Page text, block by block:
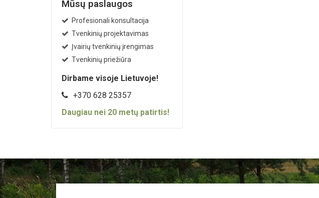
Mūsų paslaugos
Profesionali konsultacija
Tvenkinių projektavimas
Įvairių tvenkinių įrengimas
Tvenkinių priežiūra
Dirbame visoje Lietuvoje!
+370 628 25357
Daugiau nei 20 metų patirtis!